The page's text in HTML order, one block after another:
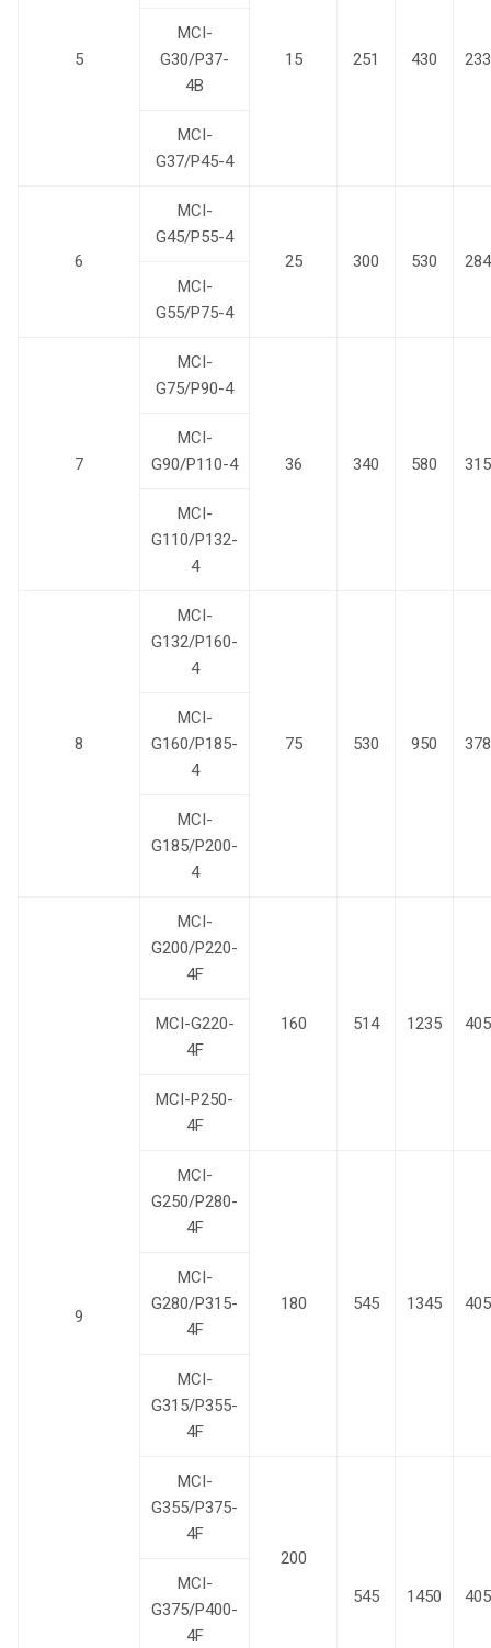
5 15 251 430 233
MCI-
G30/P37-
4B
MCI-
G37/P45-4
6
MCI-
G45/P55-4
25
300 530
284
MCI-
G55/P75-4
7
MCI-
G75/P90-4
36 340 580 315
MCI-
G90/P110-4
MCI-
G110/P132-
4
8
MCI-
G132/P160-
4
75 530 950 378
MCI-
G160/P185-
4
MCI-
G185/P200-
4
9
MCI-
G200/P220-
4F
160 514 1235 405
MCI-G220-
4F
MCI-P250-
4F
MCI-
G250/P280-
4F
180 545 1345 405
MCI-
G280/P315-
4F
MCI-
G315/P355-
4F
MCI-
G355/P375-
4F
200
545
1450 405
MCI-
G375/P400-
4F